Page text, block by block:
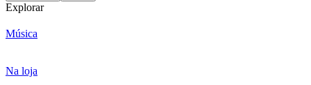
Explorar
Música
Na loja